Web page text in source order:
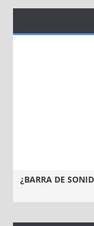
¿BARRA DE